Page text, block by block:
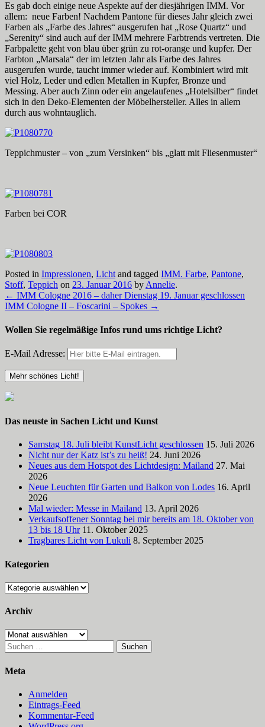
Es gab doch einige neue Aspekte auf der diesjährigen IMM. Vor
allem: neue Farben! Nachdem Pantone für dieses Jahr gleich zwei
Farben als „Farbe des Jahres“ ausgerufen hat „Rose Quartz“ und
„Serenity“ sind auch auf der IMM mehrere Farbtrends vertreten. Die
Farbpalette geht von blau über grün zu rot-orange und kupfer. Der
Farbton „Marsala“ der im letzten Jahr als Farbe des Jahres
ausgerufen wurde, taucht immer wieder auf. Kombiniert wird mit
viel Holz, Leder und edlen Metallen in Kupfer, Bronze und
Messing. Aber auch Zinn oder ein angelaufenes „Hotelsilber“ findet
sich in den Deko-Elementen der Möbelhersteller. Alles in allem
durch aus wohntauglich.
Teppichmuster – von „zum Versinken“ bis „glatt mit Fliesenmuster“
Farben bei COR
Posted in Impressionen, Licht and tagged IMM. Farbe, Pantone,
Stoff, Teppich on 23. Januar 2016 by Annelie.
← IMM Cologne 2016 – daher Dienstag 19. Januar geschlossen
IMM Cologne II – Foscarini – Spokes →
Wollen Sie regelmäßige Infos rund ums richtige Licht?
E-Mail Adresse:
Das neuste in Sachen Licht und Kunst
Samstag 18. Juli bleibt KunstLicht geschlossen 15. Juli 2026
Nicht nur der Katz ist’s zu heiß! 24. Juni 2026
Neues aus dem Hotspot des Lichtdesign: Mailand 27. Mai
2026
Neue Leuchten für Garten und Balkon von Lodes 16. April
2026
Mal wieder: Messe in Mailand 13. April 2026
Verkaufsoffener Sonntag bei mir bereits am 18. Oktober von
13 bis 18 Uhr 11. Oktober 2025
Tragbares Licht von Lukuli 8. September 2025
Kategorien
Kategorien
Archiv
Archiv
Suchen
nach:
Meta
Anmelden
Eintrags-Feed
Kommentar-Feed